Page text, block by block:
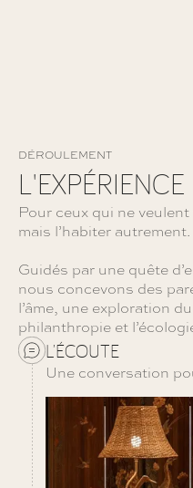
DÉROULEMENT
Pour ceux qui ne
mais l’habiter autrement.
Guidés par une quête
nous concevons des
l’âme, une exploration
philanthropie et
L’ÉCOUTE
Une conversation